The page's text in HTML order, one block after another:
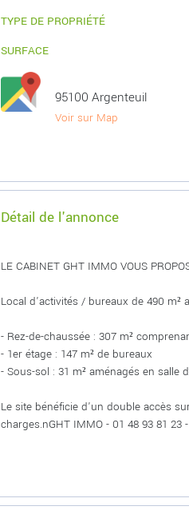
TYPE DE PROPRIÉTÉ
SURFACE
95100 Argenteuil
Voir sur Map
Détail de l'annonce
LE CABINET GHT IMMO VOUS
Local d'activités / bureaux de 490 m²
- Rez-de-chaussée : 307 m²
- 1er étage : 147 m² de bureaux
- Sous-sol : 31 m² aménagés en salle
Le site bénéficie d'un double accès
charges.nGHT IMMO - 01 48 93 81